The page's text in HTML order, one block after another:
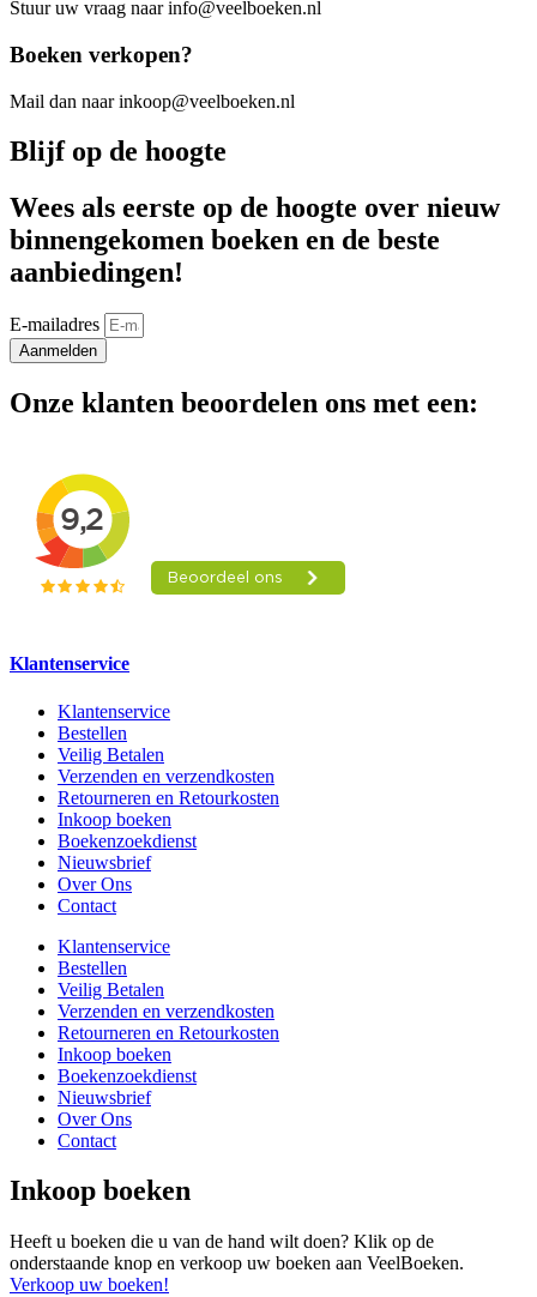
Stuur uw vraag naar info@veelboeken.nl
Boeken verkopen?
Mail dan naar inkoop@veelboeken.nl
Blijf op de hoogte
Wees als eerste op de hoogte over nieuw
binnengekomen boeken en de beste
aanbiedingen!
E-mailadres
Aanmelden
Onze klanten beoordelen ons met een:
Klantenservice
Klantenservice
Bestellen
Veilig Betalen
Verzenden en verzendkosten
Retourneren en Retourkosten
Inkoop boeken
Boekenzoekdienst
Nieuwsbrief
Over Ons
Contact
Klantenservice
Bestellen
Veilig Betalen
Verzenden en verzendkosten
Retourneren en Retourkosten
Inkoop boeken
Boekenzoekdienst
Nieuwsbrief
Over Ons
Contact
Inkoop boeken
Heeft u boeken die u van de hand wilt doen? Klik op de
onderstaande knop en verkoop uw boeken aan VeelBoeken.
Verkoop uw boeken!